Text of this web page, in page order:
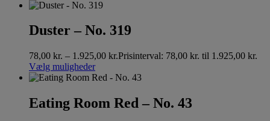
Duster – No. 319
78,00 kr. – 1.925,00 kr.Prisinterval: 78,00 kr. til 1.925,00 kr.
Vælg muligheder
Eating Room Red – No. 43